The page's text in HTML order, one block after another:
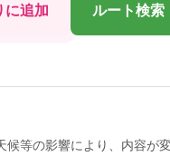
に追加 ルート検索
等の影響により、内容が